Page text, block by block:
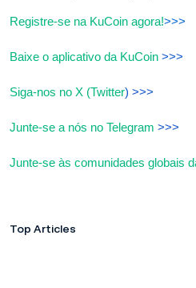
Registre-se na KuCoin agora!>>>
Baixe o aplicativo da KuCoin >>>
Siga-nos no X (Twitter) >>>
Junte-se a nós no Telegram >>>
Junte-se às comunidades globais
Top Articles